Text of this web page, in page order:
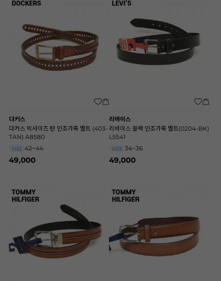
다커스
다커스 빅사이즈 탄 인조가죽 벨트 (403-
TAN) A8580
SIZE 42~44
49,000
리바이스
리바이스 블랙 인조가죽 벨트(0204-BK)
L5541
SIZE 34~36
49,000